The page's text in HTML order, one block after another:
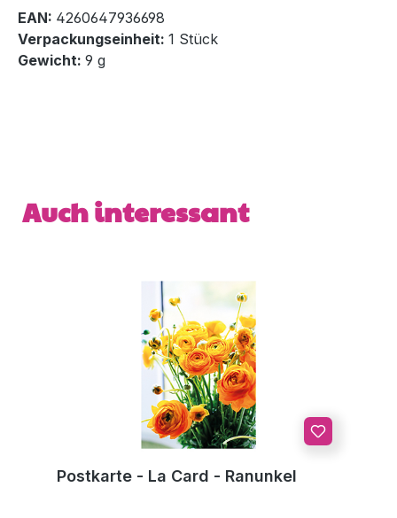
EAN: 4260647936698
Verpackungseinheit: 1 Stück
Gewicht: 9 g
Produktgalerie überspringen
Auch interessant
Postkarte - La Card - Ranunkel